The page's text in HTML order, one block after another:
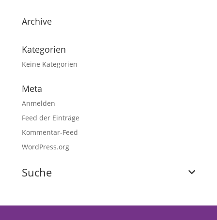
Archive
Kategorien
Keine Kategorien
Meta
Anmelden
Feed der Einträge
Kommentar-Feed
WordPress.org
Suche